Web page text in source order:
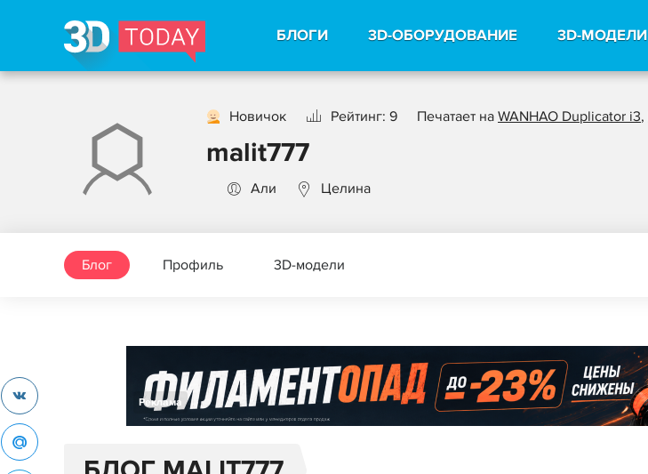
БЛОГИ 3D-ОБОРУДОВАНИЕ 3D-МОДЕЛИ
Новичок Рейтинг: 9 Печатает на WANHAO Duplicator i3,
malit777
Али Целина
Блог Профиль 3D-модели
Реклама